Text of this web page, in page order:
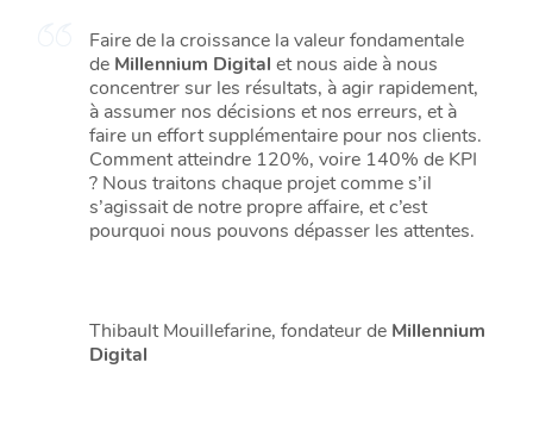
Faire de la croissance la valeur fondamentale
de Millennium Digital et nous aide à nous
concentrer sur les résultats, à agir rapidement,
à assumer nos décisions et nos erreurs, et à
faire un effort supplémentaire pour nos clients.
Comment atteindre 120%, voire 140% de KPI
? Nous traitons chaque projet comme s’il
s’agissait de notre propre affaire, et c’est
pourquoi nous pouvons dépasser les attentes.
Thibault Mouillefarine, fondateur de Millennium
Digital